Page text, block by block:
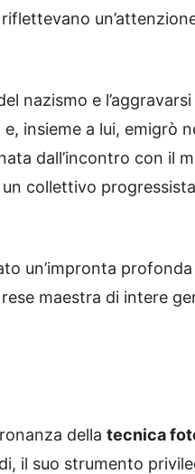
nazismo e
insieme a lui, emigrò
dall’incontro con il
un collettivo
un’impronta
maestra di intere
della tecnica
il suo strumento